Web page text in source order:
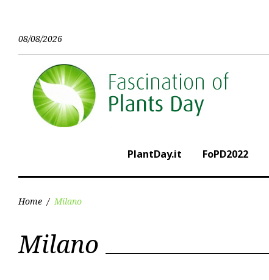
content
08/08/2026
PlantDay.it FoPD2022
Home / Milano
Categoria:
Milano